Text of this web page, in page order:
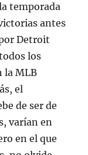
temporada
antes
Detroit
los
la MLB
el
de ser de
varían en
en el que